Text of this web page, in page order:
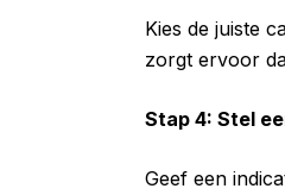
Kies de juiste
zorgt ervoor
Stap 4: Stel
Geef een